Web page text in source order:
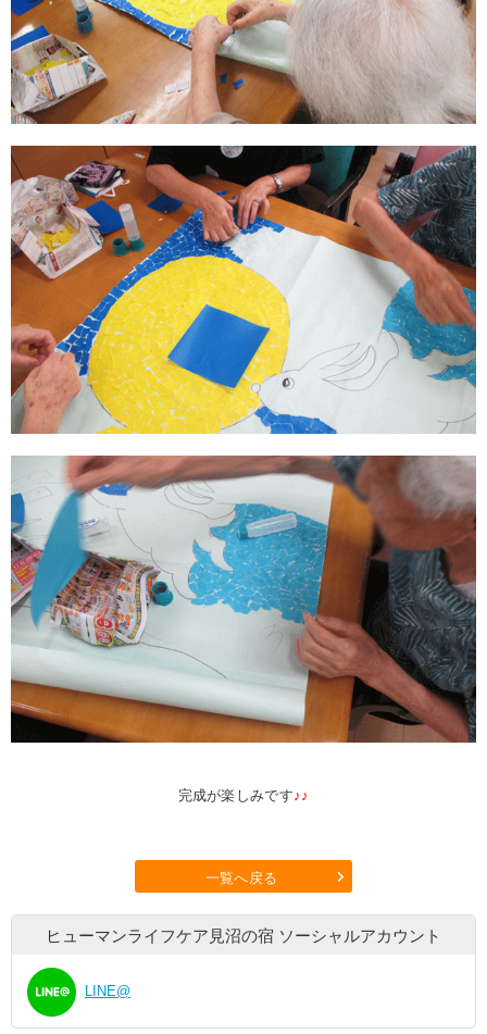
完成が楽しみです♪♪
一覧へ戻る
ヒューマンライフケア見沼の宿 ソーシャルアカウント
LINE@